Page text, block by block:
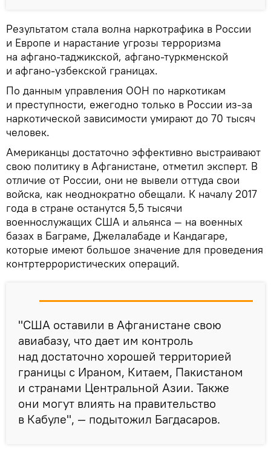
Результатом стала волна наркотрафика в России
и Европе и нарастание угрозы терроризма
на афгано-таджикской, афгано-туркменской
и афгано-узбекской границах.
По данным управления ООН по наркотикам
и преступности, ежегодно только в России из-за
наркотической зависимости умирают до 70 тысяч
человек.
Американцы достаточно эффективно выстраивают
свою политику в Афганистане, отметил эксперт. В
отличие от России, они не вывели оттуда свои
войска, как неоднократно обещали. К началу 2017
года в стране останутся 5,5 тысячи
военнослужащих США и альянса — на военных
базах в Баграме, Джелалабаде и Кандагаре,
которые имеют большое значение для проведения
контртеррористических операций.
"США оставили в Афганистане свою
авиабазу, что дает им контроль
над достаточно хорошей территорией
границы с Ираном, Китаем, Пакистаном
и странами Центральной Азии. Также
они могут влиять на правительство
в Кабуле", — подытожил Багдасаров.